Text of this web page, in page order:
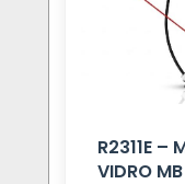
R2311E –
VIDRO